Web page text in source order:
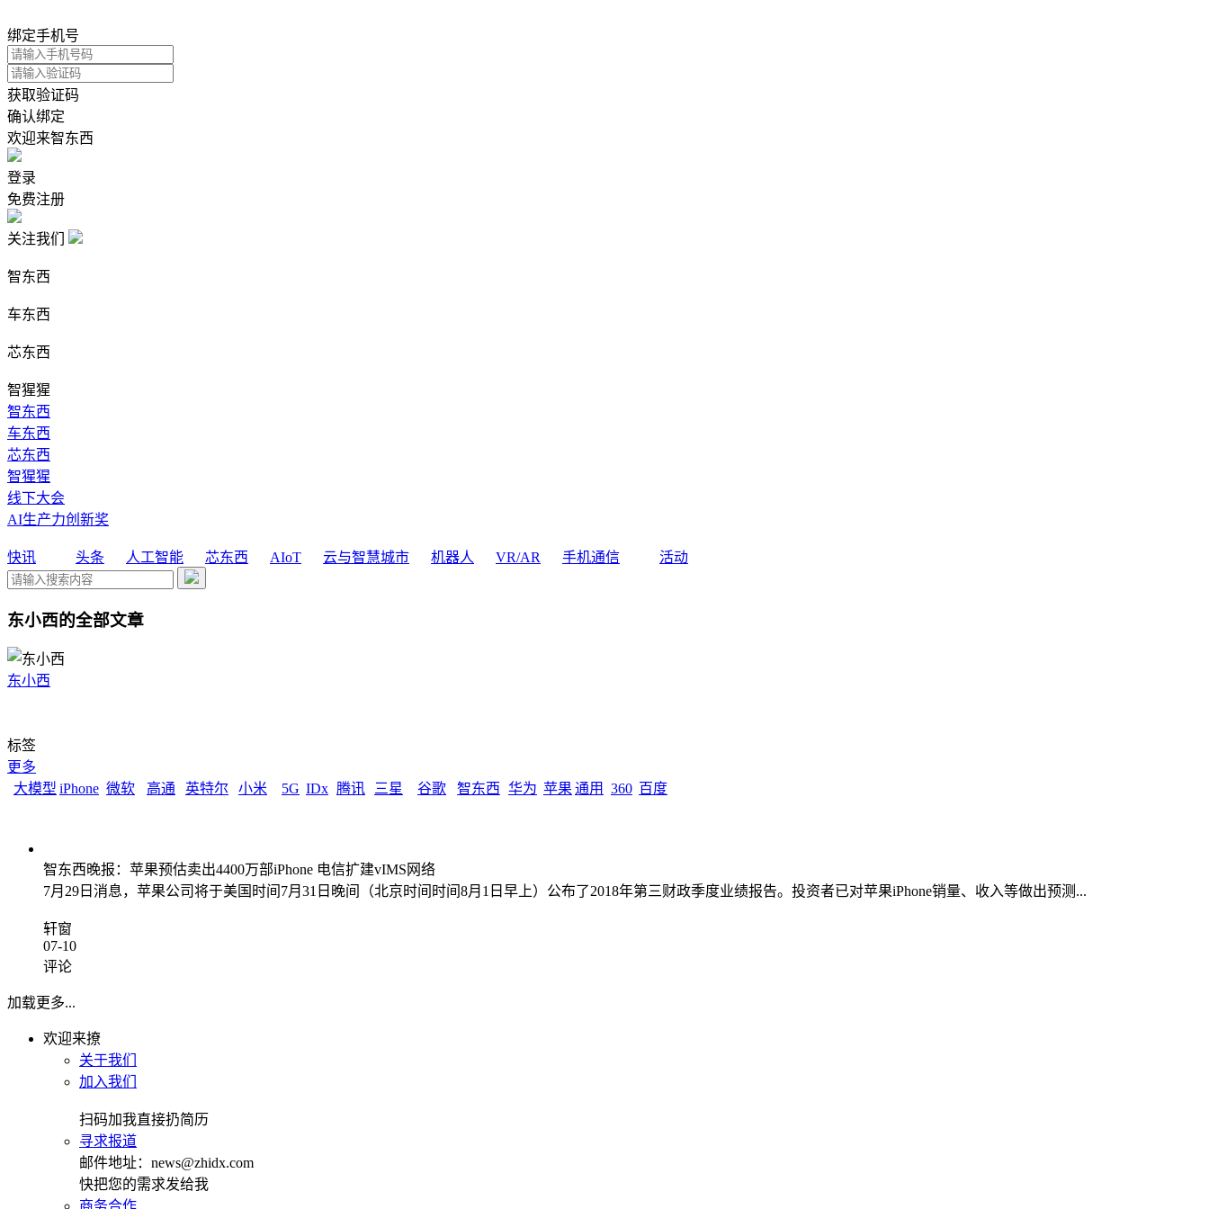
绑定手机号
获取验证码
确认绑定
欢迎来智东西
登录
免费注册
关注我们
智东西
车东西
芯东西
智猩猩
智东西
车东西
芯东西
智猩猩
线下大会
AI生产力创新奖
快讯 头条 人工智能 芯东西 AIoT 云与智慧城市 机器人 VR/AR 手机通信 活动
东小西的全部文章
东小西
标签
更多
大模型 iPhone 微软 高通 英特尔 小米 5G IDx 腾讯 三星 谷歌 智东西 华为 苹果 通用 360 百度
智东西晚报：苹果预估卖出4400万部iPhone 电信扩建vIMS网络
7月29日消息，苹果公司将于美国时间7月31日晚间（北京时间时间8月1日早上）公布了2018年第三财政季度业绩报告。投资者已对苹果iPhone销量、收入等做出预测...
轩窗
07-10
评论
加载更多...
欢迎来撩
关于我们
加入我们
扫码加我直接扔简历
寻求报道
邮件地址：news@zhidx.com
快把您的需求发给我